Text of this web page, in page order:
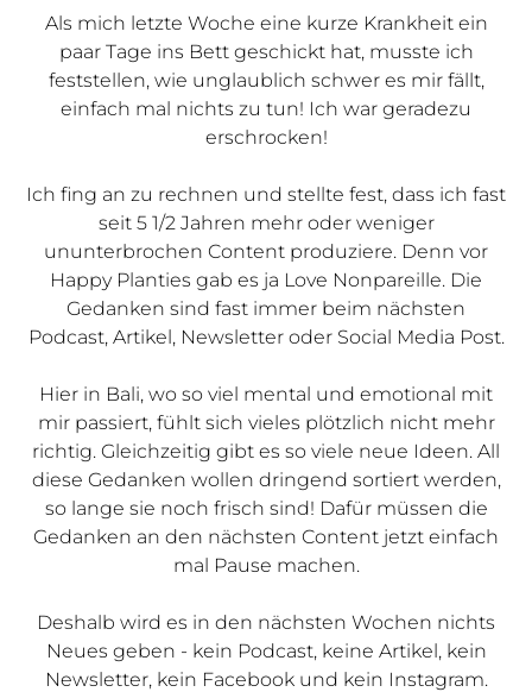
Als mich letzte Woche eine kurze Krankheit ein
paar Tage ins Bett geschickt hat, musste ich
feststellen, wie unglaublich schwer es mir fällt,
einfach mal nichts zu tun! Ich war geradezu
erschrocken!
Ich fing an zu rechnen und stellte fest, dass ich fast
seit 5 1/2 Jahren mehr oder weniger
ununterbrochen Content produziere. Denn vor
Happy Planties gab es ja Love Nonpareille. Die
Gedanken sind fast immer beim nächsten
Podcast, Artikel, Newsletter oder Social Media Post.
Hier in Bali, wo so viel mental und emotional mit
mir passiert, fühlt sich vieles plötzlich nicht mehr
richtig. Gleichzeitig gibt es so viele neue Ideen. All
diese Gedanken wollen dringend sortiert werden,
so lange sie noch frisch sind! Dafür müssen die
Gedanken an den nächsten Content jetzt einfach
mal Pause machen.
Deshalb wird es in den nächsten Wochen nichts
Neues geben - kein Podcast, keine Artikel, kein
Newsletter, kein Facebook und kein Instagram.